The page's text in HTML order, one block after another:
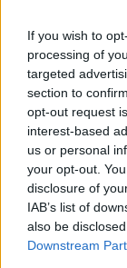
If you wish to
processing of
targeted
section to
opt-out request
interest-based
us or personal
your opt-out.
disclosure of
IAB’s list of
also be
Downstream
Kövess